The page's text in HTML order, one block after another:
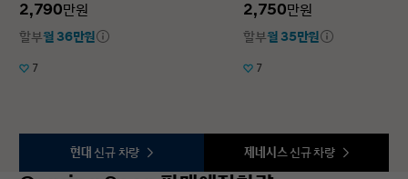
2,790만원
할부월 36만원
7
2,750만원
할부월 35만원
7
현대 신규 차량 제네시스 신규 차량